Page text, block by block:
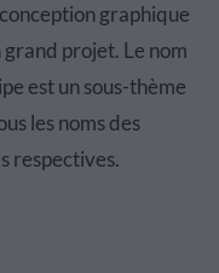
graphique
grand projet. Le nom
est un sous-thème
les noms des
respectives.